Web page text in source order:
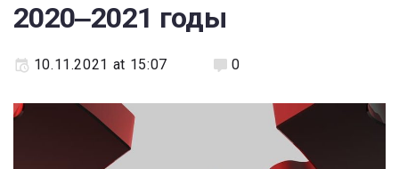
2020‒2021 годы
10.11.2021 at 15:07 0